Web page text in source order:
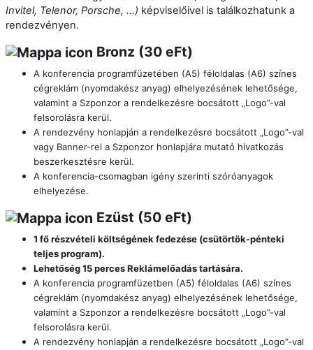
Invitel, Telenor, Porsche, ...) képviselőivel is találkozhatunk a
rendezvényen.
Bronz (30 eFt)
A konferencia programfüzetében (A5) féloldalas (A6) színes
cégreklám (nyomdakész anyag) elhelyezésének lehetősége,
valamint a Szponzor a rendelkezésre bocsátott „Logo”-val
felsorolásra kerül.
A rendezvény honlapján a rendelkezésre bocsátott „Logo”-val
vagy Banner-rel a Szponzor honlapjára mutató hivatkozás
beszerkesztésre kerül.
A konferencia-csomagban igény szerinti szóróanyagok
elhelyezése.
Ezüst (50 eFt)
1 fő részvételi költségének fedezése (csütörtök-pénteki
teljes program).
Lehetőség 15 perces Reklámelőadás tartására.
A konferencia programfüzetben (A5) féloldalas (A6) színes
cégreklám (nyomdakész anyag) elhelyezésének lehetősége,
valamint a Szponzor a rendelkezésre bocsátott „Logo”-val
felsorolásra kerül.
A rendezvény honlapján a rendelkezésre bocsátott „Logo”-val